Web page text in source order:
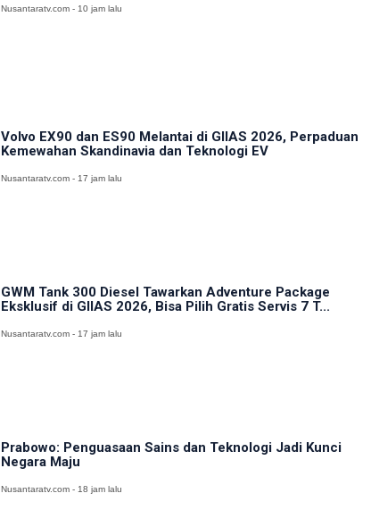
Nusantaratv.com - 10 jam lalu
Volvo EX90 dan ES90 Melantai di GIIAS 2026, Perpaduan
Kemewahan Skandinavia dan Teknologi EV
Nusantaratv.com - 17 jam lalu
GWM Tank 300 Diesel Tawarkan Adventure Package
Eksklusif di GIIAS 2026, Bisa Pilih Gratis Servis 7 T...
Nusantaratv.com - 17 jam lalu
Prabowo: Penguasaan Sains dan Teknologi Jadi Kunci
Negara Maju
Nusantaratv.com - 18 jam lalu